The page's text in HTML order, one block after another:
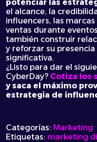
potenciar las
el alcance, la
influencers, las
ventas durante
también construir
y reforzar su
significativa.
¿Listo para dar el
CyberDay? Cotiza los
y saca el máximo
estrategia de
Categorías: Marketing
Etiquetas: marketing